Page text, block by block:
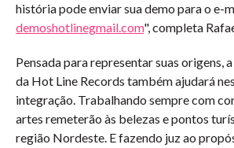
história pode enviar sua demo para o e-
demoshotlinegmail.com", completa
Pensada para representar suas origens,
da Hot Line Records também ajudará
integração. Trabalhando sempre com
artes remeterão às belezas e pontos
região Nordeste. E fazendo juz ao